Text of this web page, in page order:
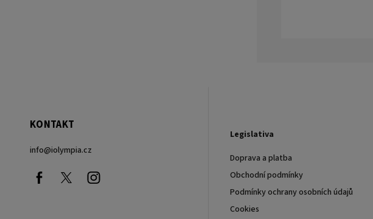
KONTAKT
info@iolympia.cz
Facebook nolympia61611
Legislativa
Doprava a platba
Obchodní podmínky
Podmínky ochrany osobních údajů
Cookies